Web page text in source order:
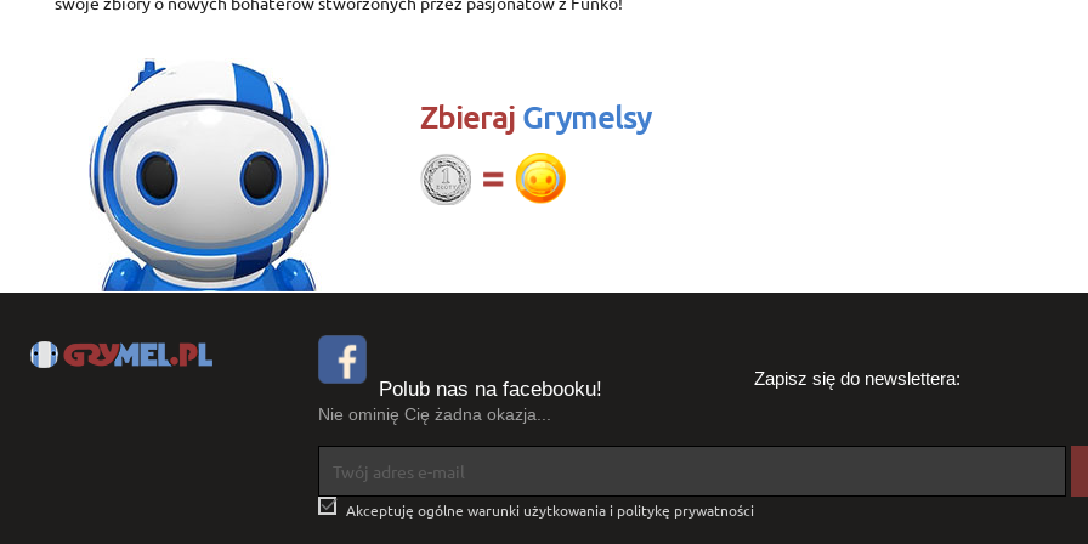
Zbieraj Grymelsy
Polub nas na facebooku!
Nie ominię Cię żadna okazja...
Zapisz się do newslettera:
 Akceptuję ogólne warunki użytkowania i politykę prywatności